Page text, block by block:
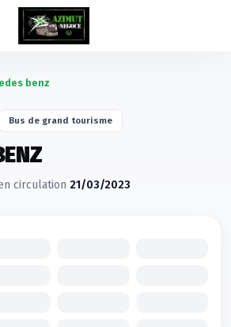
benz
Bus de grand tourisme
circulation 21/03/2023
cookies